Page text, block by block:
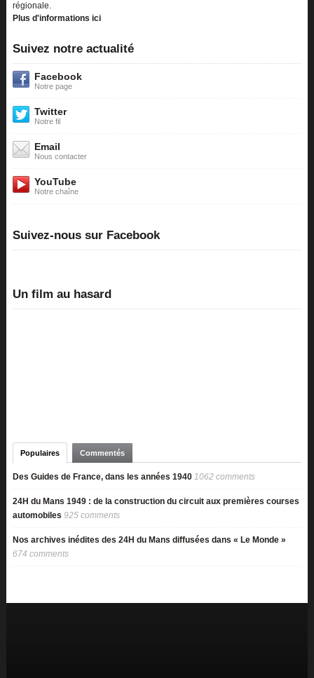
régionale.
Plus d'informations ici
Suivez notre actualité
Facebook
Notre page
Twitter
Notre fil
Email
Nous contacter
YouTube
Notre chaîne
Suivez-nous sur Facebook
Un film au hasard
Populaires Commentés
Des Guides de France, dans les années 1940 1062 comments
24H du Mans 1949 : de la construction du circuit aux premières courses
automobiles 925 comments
Nos archives inédites des 24H du Mans diffusées dans « Le Monde »
674 comments